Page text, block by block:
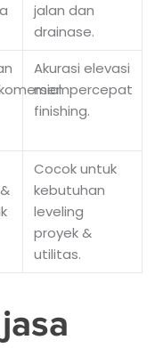
jalan dan
drainase.
Akurasi elevasi
mempercepat
finishing.
Cocok untuk
kebutuhan
leveling
proyek &
utilitas.